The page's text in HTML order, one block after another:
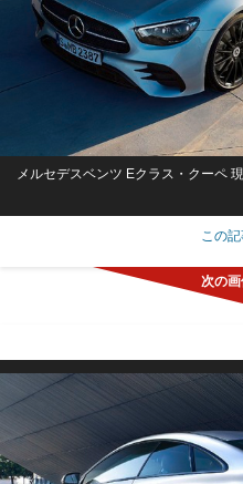
メルセデスベンツ Eクラス・クーペ
この